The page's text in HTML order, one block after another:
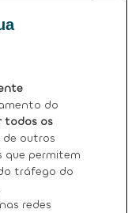
(FAQ)
do
todos os
outros
que permitem
tráfego do
redes